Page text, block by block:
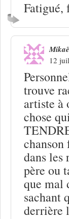
Fatigué,
12
trouve
artiste à
chose
chanson
dans les
père ou
que mal
sachant
derrière